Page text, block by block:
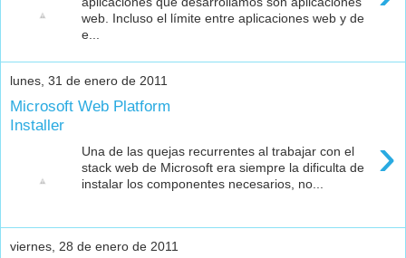
web. Incluso el límite entre aplicaciones web y de
e...
lunes, 31 de enero de 2011
Microsoft Web Platform
Installer
›
Una de las quejas recurrentes al trabajar con el
stack web de Microsoft era siempre la dificulta de
instalar los componentes necesarios, no...
viernes, 28 de enero de 2011